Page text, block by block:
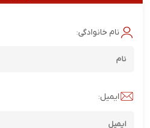
نام خانوادگی:
ایمیل: